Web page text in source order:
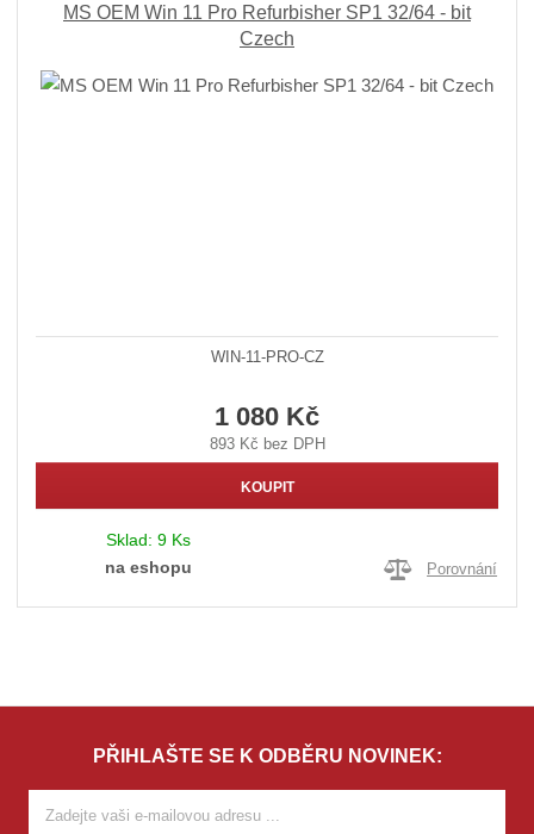
MS OEM Win 11 Pro Refurbisher SP1 32/64 - bit
Czech
WIN-11-PRO-CZ
1 080 Kč
893 Kč bez DPH
KOUPIT
Sklad: 9 Ks
na eshopu
Porovnání
PŘIHLAŠTE SE K ODBĚRU NOVINEK: